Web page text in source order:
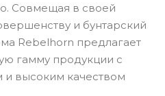
Совмещая в своей
и бунтарский
Rebelhorn предлагает
гамму продукции с
высоким качеством